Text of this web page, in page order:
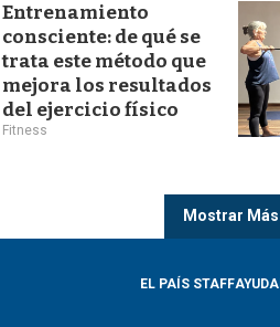
Entrenamiento
consciente: de qué se
trata este método que
mejora los resultados
del ejercicio físico
Fitness
Mostrar Más
EL PAÍS STAFFAYUDA